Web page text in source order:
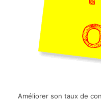
Améliorer son taux de